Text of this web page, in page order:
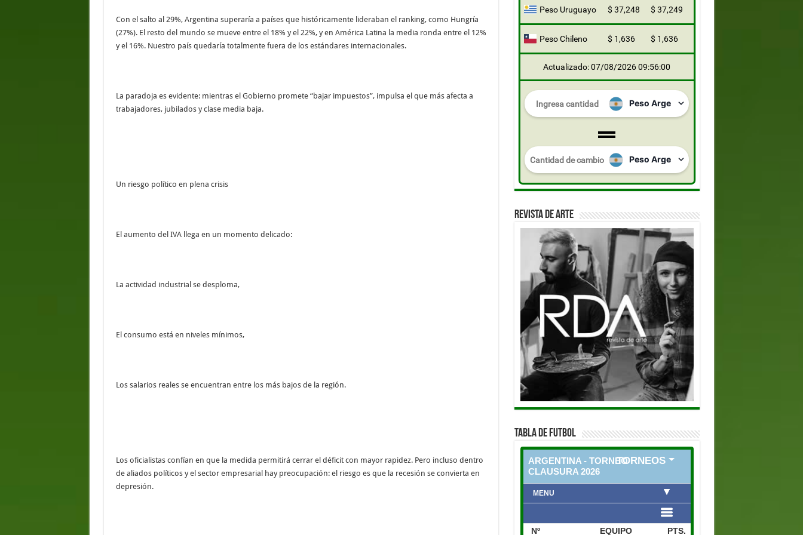
Con el salto al 29%, Argentina superaría a países que históricamente lideraban el ranking, como Hungría
(27%). El resto del mundo se mueve entre el 18% y el 22%, y en América Latina la media ronda entre el 12%
y el 16%. Nuestro país quedaría totalmente fuera de los estándares internacionales.
La paradoja es evidente: mientras el Gobierno promete “bajar impuestos”, impulsa el que más afecta a
trabajadores, jubilados y clase media baja.
Un riesgo político en plena crisis
El aumento del IVA llega en un momento delicado:
La actividad industrial se desploma,
El consumo está en niveles mínimos,
Los salarios reales se encuentran entre los más bajos de la región.
Los oficialistas confían en que la medida permitirá cerrar el déficit con mayor rapidez. Pero incluso dentro
de aliados políticos y el sector empresarial hay preocupación: el riesgo es que la recesión se convierta en
depresión.
Peso Uruguayo $ 37,248 $ 37,249
Peso Chileno $ 1,636 $ 1,636
Actualizado: 07/08/2026 09:56:00
REVISTA DE ARTE
TABLA DE FUTBOL